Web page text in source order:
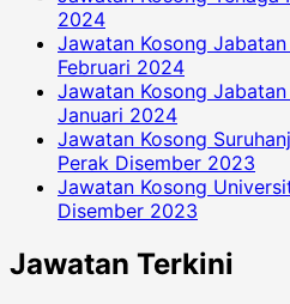
2024
Jawatan Kosong
Februari 2024
Jawatan Kosong
Januari 2024
Jawatan Kosong
Perak Disember 2023
Jawatan Kosong
Disember 2023
Jawatan Terkini